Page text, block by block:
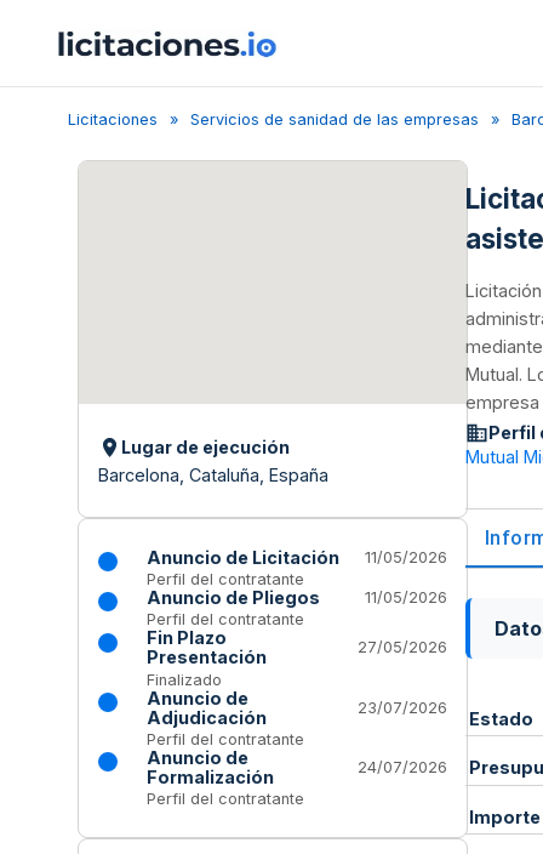
Licitaciones Servicios de sanidad de las empresas
Lugar de ejecución
Barcelona, Cataluña, España
Anuncio de Licitación
11/05/2026
Perfil del contratante
Anuncio de Pliegos
11/05/2026
Perfil del contratante
Fin Plazo
Presentación
27/05/2026
Finalizado
Anuncio de
Adjudicación
23/07/2026
Perfil del contratante
Anuncio de
Formalización
24/07/2026
Perfil del contratante
Mutual.
empresa
Perfil
Mutual
Estado